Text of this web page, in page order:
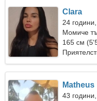
Clara
24
Момиче
165 см
Matheus
43